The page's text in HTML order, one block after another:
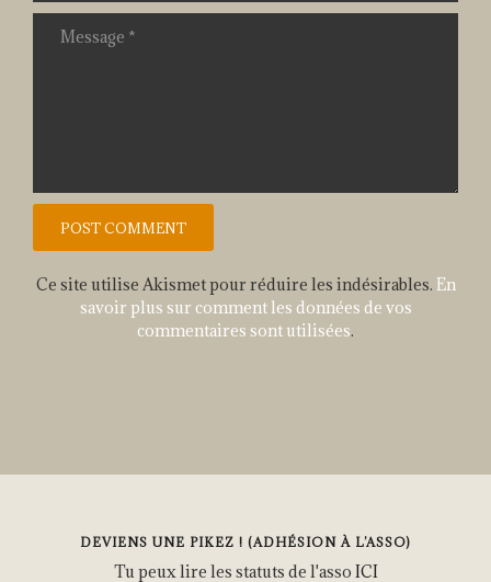
Ce site utilise Akismet pour réduire les indésirables. En
savoir plus sur comment les données de vos
commentaires sont utilisées.
DEVIENS UNE PIKEZ ! (ADHÉSION À L’ASSO)
Tu peux lire les statuts de l'asso ICI